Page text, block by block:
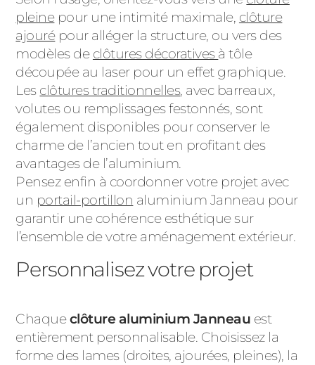
pleinepour une intimité maximale, clôture
ajourépour alléger la structure, ou vers des
modèles de clôtures décoratives à tôle
découpée au laser pour un effet graphique.
Les clôtures traditionnelles, avec barreaux,
volutes ou remplissages festonnés, sont
également disponibles pour conserver le
charme de l’ancien tout en profitant des
avantages de l’aluminium.
Pensez enfin à coordonner votre projet avec
un portail-portillon aluminium Janneau pour
garantir une cohérence esthétique sur
l’ensemble de votre aménagement extérieur.
Personnalisez votre projet
Chaqueclôture aluminium Janneau est
entièrement personnalisable. Choisissez la
forme des lames (droites, ajourées, pleines), la